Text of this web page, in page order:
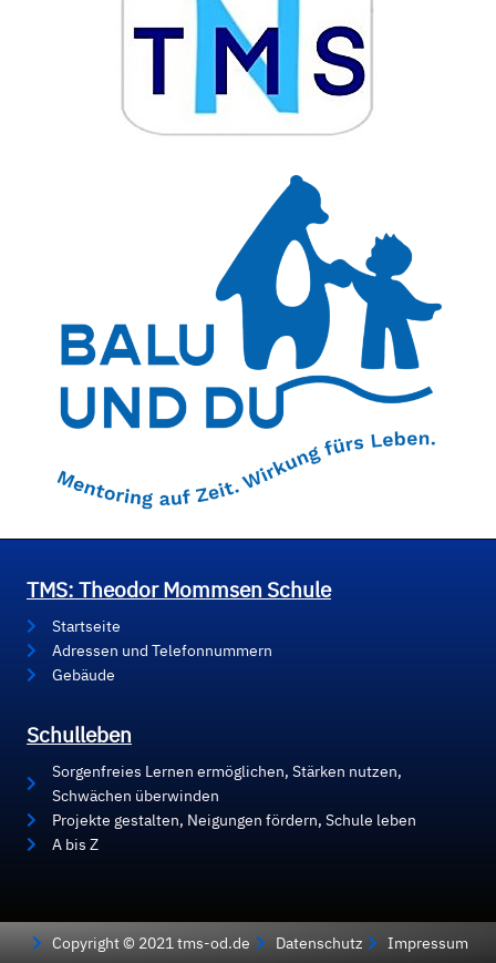
TMS: Theodor Mommsen Schule
Startseite
Adressen und Telefonnummern
Gebäude
Schulleben
Sorgenfreies Lernen ermöglichen, Stärken nutzen,
Schwächen überwinden
Projekte gestalten, Neigungen fördern, Schule leben
A bis Z
Copyright © 2021 tms-od.de Datenschutz Impressum